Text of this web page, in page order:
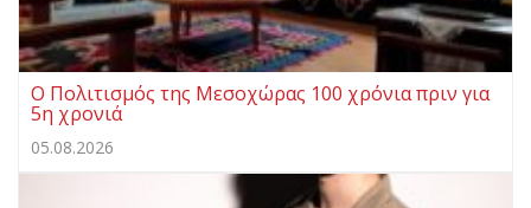
Ο Πολιτισμός της Μεσοχώρας 100 χρόνια πριν για
5η χρονιά
05.08.2026